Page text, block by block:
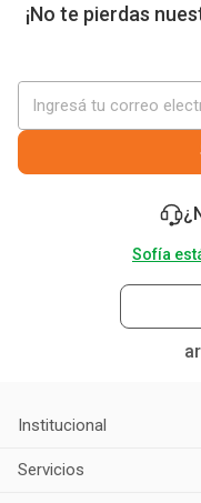
¡No te pierdas
Sofía
Institucional
Servicios